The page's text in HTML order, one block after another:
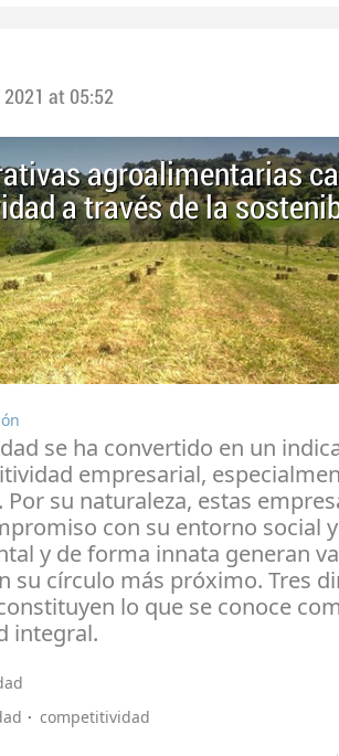
2021 at 05:52
agroalimentarias
a través de la
se ha convertido en un
empresarial,
Por su naturaleza, estas
con su entorno social y
y de forma innata generan
su círculo más próximo. Tres
lo que se conoce
integral.
competitividad